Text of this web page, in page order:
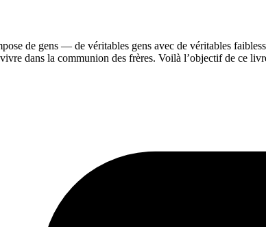
de gens — de véritables gens avec de véritables
dans la communion des frères. Voilà l’objectif de ce